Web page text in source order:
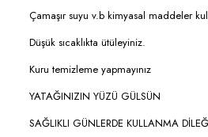
Çamaşır suyu v.b kimyasal maddeler
Düşük sıcaklıkta ütüleyiniz.
Kuru temizleme yapmayınız
YATAĞINIZIN YÜZÜ GÜLSÜN
SAĞLIKLI GÜNLERDE KULLANMA